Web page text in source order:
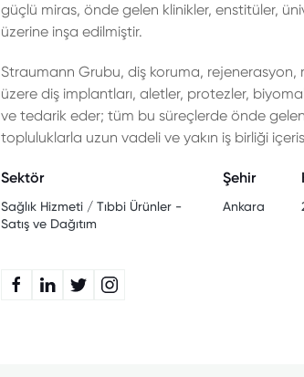
güçlü miras, önde gelen klinikler, enstitüler,
üzerine inşa edilmiştir.
Straumann Grubu, diş koruma, rejenerasyon,
üzere diş implantları, aletler, protezler,
ve tedarik eder; tüm bu süreçlerde önde
topluluklarla uzun vadeli ve yakın iş birliği
Sektör
Sağlık Hizmeti / Tıbbi Ürünler -
Satış ve Dağıtım
Şehir
Ankara